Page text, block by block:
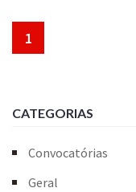
1
CATEGORIAS
Convocatórias
Geral